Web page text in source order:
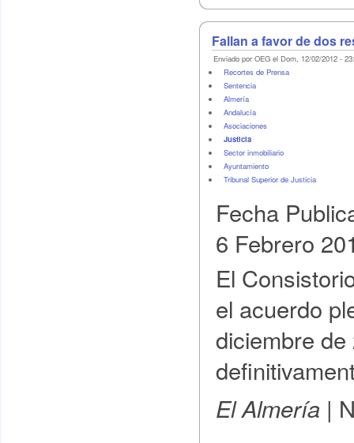
Fallan a favor de dos
Enviado por OEG el Dom, 12/02/2012 -
Recortes de Prensa
Sentencia
Almería
Andalucía
Asociaciones
Justicia
Sector inmobiliario
Ayuntamiento
Tribunal Superior de Justicia
Fecha
6 Febrero
El
el acuerdo
diciembre
El Almería |